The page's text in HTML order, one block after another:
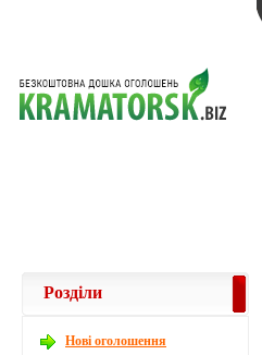
Розділи
Новi оголошення